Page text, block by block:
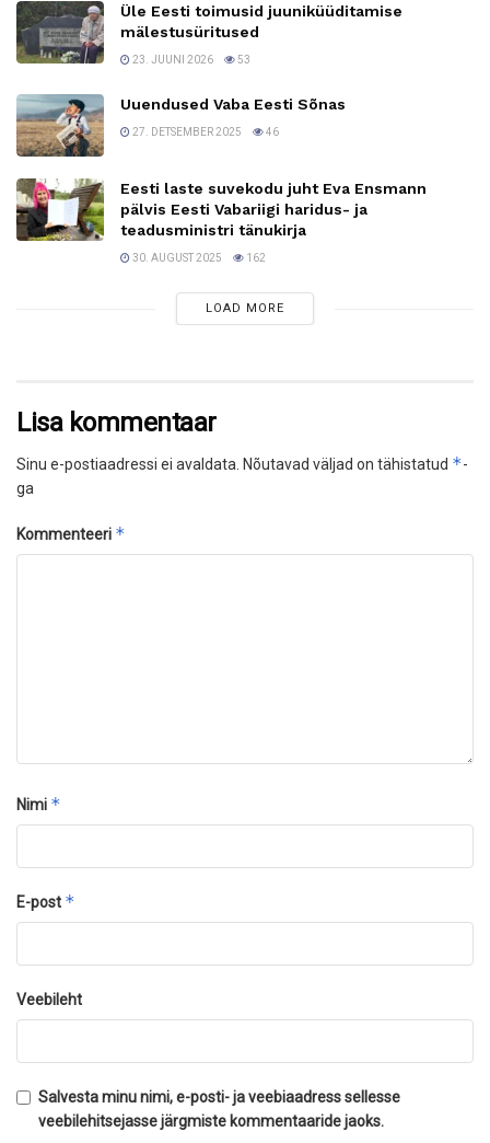
Üle Eesti toimusid juuniküüditamise
mälestusüritused
23. JUUNI 2026 53
Uuendused Vaba Eesti Sõnas
27. DETSEMBER 2025 46
Eesti laste suvekodu juht Eva Ensmann
pälvis Eesti Vabariigi haridus- ja
teadusministri tänukirja
30. AUGUST 2025 162
LOAD MORE
Lisa kommentaar
Sinu e-postiaadressi ei avaldata. Nõutavad väljad on tähistatud *-
ga
Kommenteeri *
Nimi *
E-post *
Veebileht
Salvesta minu nimi, e-posti- ja veebiaadress sellesse
veebilehitsejasse järgmiste kommentaaride jaoks.